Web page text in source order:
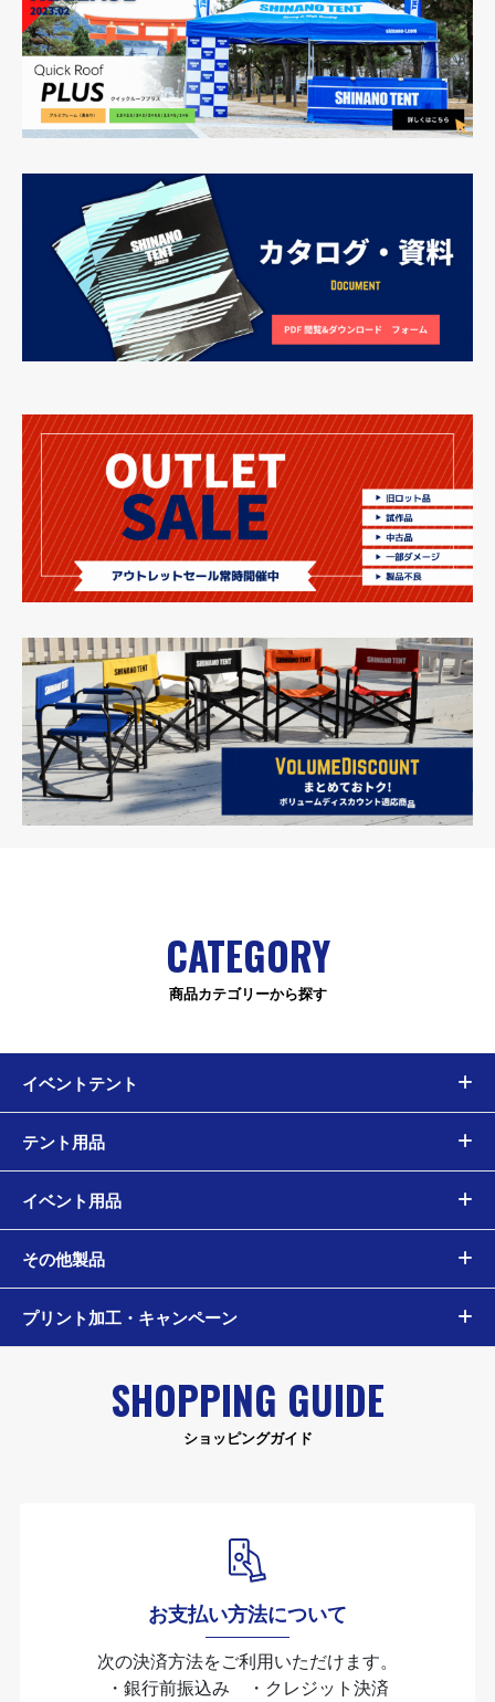
CATEGORY
商品カテゴリーから探す
イベントテント
テント用品
イベント用品
その他製品
プリント加工・キャンペーン
SHOPPING GUIDE
ショッピングガイド
お支払い方法について
次の決済方法をご利用いただけます。
・銀行前振込み ・クレジット決済